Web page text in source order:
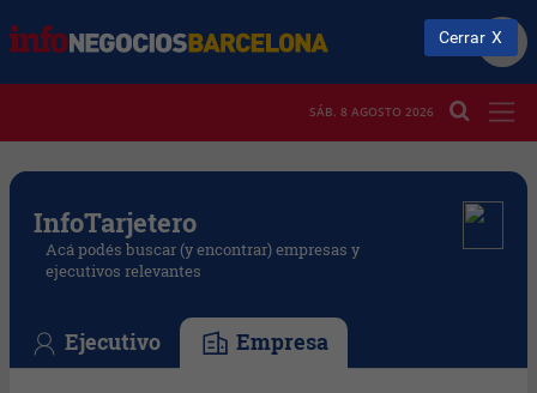
SÁB. 8 AGOSTO 2026
InfoTarjetero
Acá podés buscar (y encontrar) empresas y
ejecutivos relevantes
Ejecutivo Empresa
Cerrar